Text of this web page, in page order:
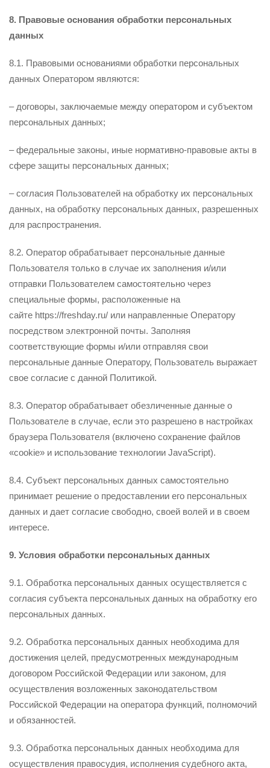
8. Правовые основания обработки персональных
данных
8.1. Правовыми основаниями обработки персональных
данных Оператором являются:
– договоры, заключаемые между оператором и субъектом
персональных данных;
– федеральные законы, иные нормативно-правовые акты в
сфере защиты персональных данных;
– согласия Пользователей на обработку их персональных
данных, на обработку персональных данных, разрешенных
для распространения.
8.2. Оператор обрабатывает персональные данные
Пользователя только в случае их заполнения и/или
отправки Пользователем самостоятельно через
специальные формы, расположенные на
сайте https://freshday.ru/ или направленные Оператору
посредством электронной почты. Заполняя
соответствующие формы и/или отправляя свои
персональные данные Оператору, Пользователь выражает
свое согласие с данной Политикой.
8.3. Оператор обрабатывает обезличенные данные о
Пользователе в случае, если это разрешено в настройках
браузера Пользователя (включено сохранение файлов
«cookie» и использование технологии JavaScript).
8.4. Субъект персональных данных самостоятельно
принимает решение о предоставлении его персональных
данных и дает согласие свободно, своей волей и в своем
интересе.
9. Условия обработки персональных данных
9.1. Обработка персональных данных осуществляется с
согласия субъекта персональных данных на обработку его
персональных данных.
9.2. Обработка персональных данных необходима для
достижения целей, предусмотренных международным
договором Российской Федерации или законом, для
осуществления возложенных законодательством
Российской Федерации на оператора функций, полномочий
и обязанностей.
9.3. Обработка персональных данных необходима для
осуществления правосудия, исполнения судебного акта,